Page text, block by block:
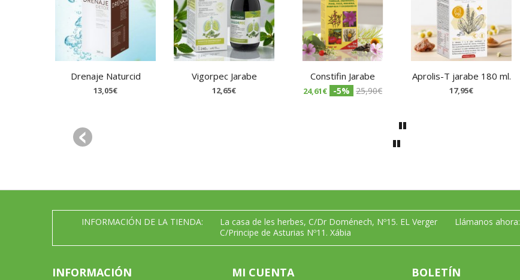
Drenaje Naturcid
13,05€
Vigorpec Jarabe
12,65€
Constifin Jarabe
24,61€ -5% 25,90€
Aprolis-T jarabe 180 ml.
17,95€
INFORMACIÓN DE LA TIENDA:
La casa de les herbes, C/Dr Doménech, Nº15. EL Verger
C/Principe de Asturias Nº11. Xábia
Llámanos ahora:
INFORMACIÓN MI CUENTA BOLETÍN